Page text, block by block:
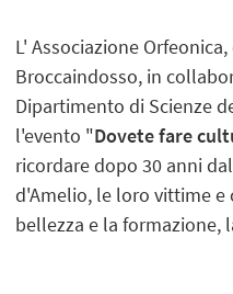
L' Associazione
Broccaindosso, in
Dipartimento di Scienze
l'evento "Dovete fare
ricordare dopo 30 anni
d'Amelio, le loro vittime
bellezza e la formazione,